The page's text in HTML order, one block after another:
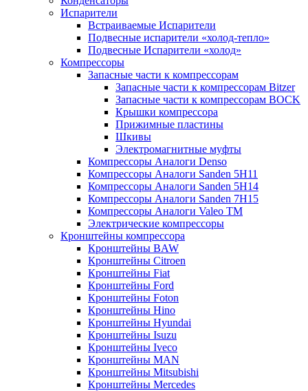
Испарители
Встраиваемые Испарители
Подвесные испарители «холод-тепло»
Подвесные Испарители «холод»
Компрессоры
Запасные части к компрессорам
Запасные части к компрессорам Bitzer
Запасные части к компрессорам BOCK
Крышки компрессора
Прижимные пластины
Шкивы
Электромагнитные муфты
Компрессоры Аналоги Denso
Компрессоры Аналоги Sanden 5H11
Компрессоры Аналоги Sanden 5H14
Компрессоры Аналоги Sanden 7H15
Компрессоры Аналоги Valeo ТМ
Электрические компрессоры
Кронштейны компрессора
Кронштейны BAW
Кронштейны Citroen
Кронштейны Fiat
Кронштейны Ford
Кронштейны Foton
Кронштейны Hino
Кронштейны Hyundai
Кронштейны Isuzu
Кронштейны Iveco
Кронштейны MAN
Кронштейны Mitsubishi
Кронштейны Mеrcedes